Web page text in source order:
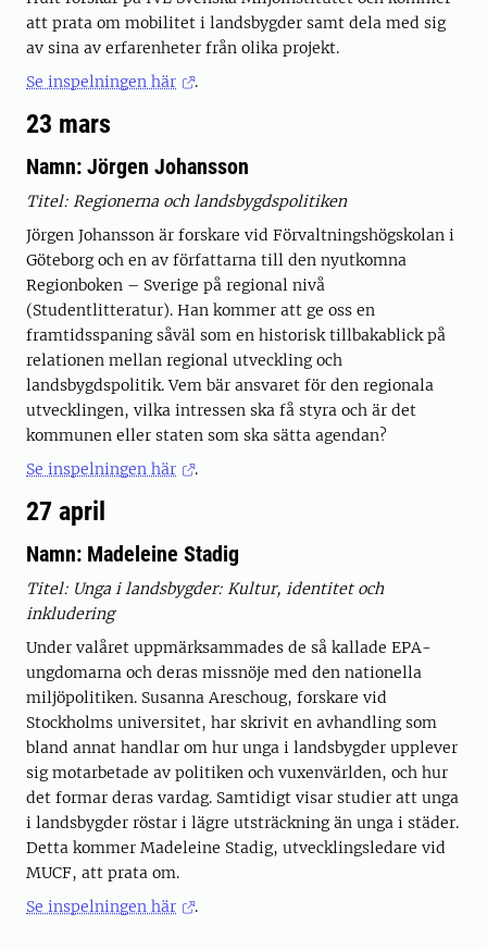
att prata om mobilitet i landsbygder samt dela med sig
av sina av erfarenheter från olika projekt.
Se inspelningen här
.
23 mars
Namn: Jörgen Johansson
Titel: Regionerna och landsbygdspolitiken
Jörgen Johansson är forskare vid Förvaltningshögskolan i
Göteborg och en av författarna till den nyutkomna
Regionboken – Sverige på regional nivå
(Studentlitteratur). Han kommer att ge oss en
framtidsspaning såväl som en historisk tillbakablick på
relationen mellan regional utveckling och
landsbygdspolitik. Vem bär ansvaret för den regionala
utvecklingen, vilka intressen ska få styra och är det
kommunen eller staten som ska sätta agendan?
Se inspelningen här
.
27 april
Namn: Madeleine Stadig
Titel: Unga i landsbygder: Kultur, identitet och
inkludering
Under valåret uppmärksammades de så kallade EPA-
ungdomarna och deras missnöje med den nationella
miljöpolitiken. Susanna Areschoug, forskare vid
Stockholms universitet, har skrivit en avhandling som
bland annat handlar om hur unga i landsbygder upplever
sig motarbetade av politiken och vuxenvärlden, och hur
det formar deras vardag. Samtidigt visar studier att unga
i landsbygder röstar i lägre utsträckning än unga i städer.
Detta kommer Madeleine Stadig, utvecklingsledare vid
MUCF, att prata om.
Se inspelningen här
.